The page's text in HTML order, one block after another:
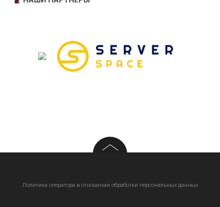
НАШИ ПАРТНЁРЫ
Политика оператора в отношении обработки персональных данных